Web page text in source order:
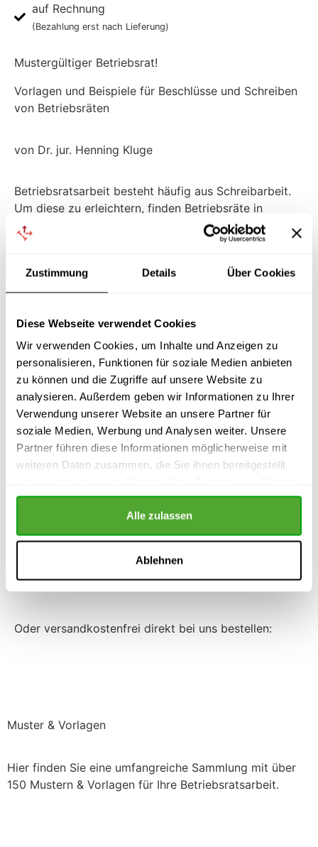
Zustimmung Details Über Cookies
Diese Webseite verwendet Cookies
Wir verwenden Cookies, um Inhalte und Anzeigen zu
personalisieren, Funktionen für soziale Medien anbieten
zu können und die Zugriffe auf unsere Website zu
analysieren. Außerdem geben wir Informationen zu Ihrer
Verwendung unserer Website an unsere Partner für
soziale Medien, Werbung und Analysen weiter. Unsere
Partner führen diese Informationen möglicherweise mit
weiteren Daten zusammen, die Sie ihnen bereitgestellt
gesammelt haben.
Alle zulassen
Ablehnen
auf Rechnung
(Bezahlung erst nach Lieferung)
Mustergültiger Betriebsrat!
Vorlagen und Beispiele für Beschlüsse und Schreiben
von Betriebsräten
von Dr. jur. Henning Kluge
Betriebsratsarbeit besteht häufig aus Schreibarbeit.
Um diese zu erleichtern, finden Betriebsräte in
diesem Buch
über 300 Vorlagen fürdie Formulierung
von
Betriebsratsbeschlüssen und Schreibenzu
Betriebsrats.
untergliedert, in denen die einzelnen Vorlagen zu
ein umfangreiches Paragrafenregister lassen sich
sämtliche Vorlagen zu einer bestimmten Vorschrift
aus dem Betriebsverfassungsgesetz schnell und
einfach finden.
Zu jeder Vorlage werden die wichtigsten rechtlichen
Aspekte erläutert. Zu vielen Vorlagen finden sich
außerdem Beispiele, die deutlich machen, wie die
könnte.
Dokumente zum Downloadbereit.
Jetzt bei Amazon.de kaufen
Oder versandkostenfrei direkt bei uns bestellen:
Muster & Vorlagen
Hier finden Sie eine umfangreiche Sammlung mit über
150 Mustern & Vorlagen für Ihre Betriebsratsarbeit.